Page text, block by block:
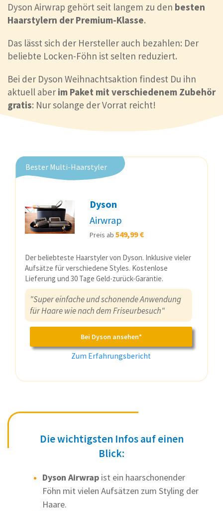
Dyson Airwrap gehört seit langem zu den besten
Haarstylern der Premium-Klasse.
Das lässt sich der Hersteller auch bezahlen: Der
beliebte Locken-Föhn ist selten reduziert.
Bei der Dyson Weihnachtsaktion findest Du ihn
aktuell aber im Paket mit verschiedenem Zubehör
gratis: Nur solange der Vorrat reicht!
Bester Multi-Haarstyler
Dyson
Airwrap
Preis ab 549,99 €
Der beliebteste Haarstyler von Dyson. Inklusive vieler
Aufsätze für verschiedene Styles. Kostenlose
Lieferung und 30 Tage Geld-zurück-Garantie.
"Super einfache und schonende Anwendung
für Haare wie nach dem Friseurbesuch"
Bei Dyson ansehen*
Zum Erfahrungsbericht
Die wichtigsten Infos auf einen
Blick:
Dyson Airwrap ist ein haarschonender
Föhn mit vielen Aufsätzen zum Styling der
Haare.